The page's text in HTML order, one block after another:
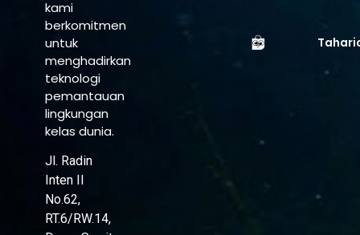
kami
berkomitmen
untuk
menghadirkan
teknologi
pemantauan
lingkungan
kelas dunia.
Jl. Radin
Inten II
No.62,
RT.6/RW.14,